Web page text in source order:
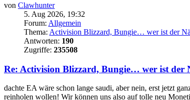
von Clawhunter
5. Aug 2026, 19:32
Forum: Allgemein
Thema: Activision Blizzard, Bungie… wer ist der
Antworten: 190
Zugriffe: 235508
Re: Activision Blizzard, Bungie… wer ist der
dachte EA wäre schon lange saudi, aber nein, erst jetzt
reinholen wollen! Wir können uns also auf tolle neu